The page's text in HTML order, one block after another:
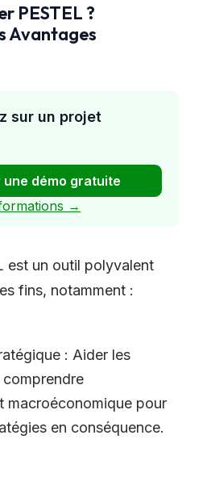
PESTEL ?
Avantages
sur un projet
une démo gratuite
→
est un outil polyvalent
fins, notamment :
: Aider les
macroéconomique pour
en conséquence.